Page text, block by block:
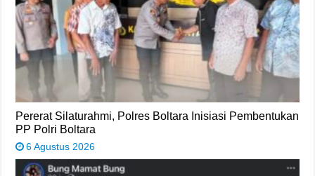
Pererat Silaturahmi, Polres Boltara Inisiasi Pembentukan
PP Polri Boltara
6 Agustus 2026